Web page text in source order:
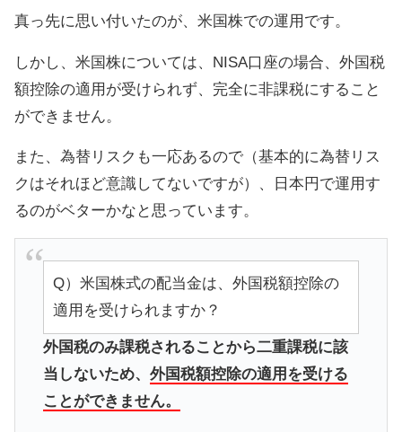
真っ先に思い付いたのが、米国株での運用です。
しかし、米国株については、NISA口座の場合、外国税
額控除の適用が受けられず、完全に非課税にすること
ができません。
また、為替リスクも一応あるので（基本的に為替リス
クはそれほど意識してないですが）、日本円で運用す
るのがベターかなと思っています。
Q）米国株式の配当金は、外国税額控除の
適用を受けられますか？
外国税のみ課税されることから二重課税に該
当しないため、 外国税額控除の適用を受ける
ことができません。